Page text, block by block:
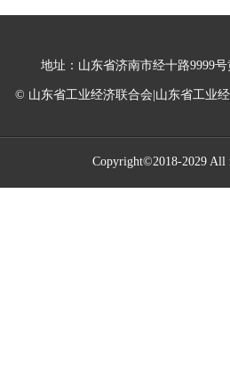
地址：山东省济南市经十路9999
© 山东省工业经济联合会|山东省工
Copyright©2018-2029